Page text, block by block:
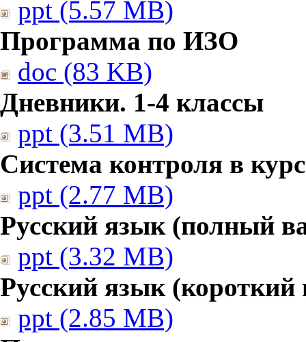
ppt (5.57 MB)
Программа по ИЗО
doc (83 KB)
Дневники. 1-4 классы
ppt (3.51 MB)
Система контроля в
ppt (2.77 MB)
Русский язык (полный
ppt (3.32 MB)
Русский язык (короткий
ppt (2.85 MB)